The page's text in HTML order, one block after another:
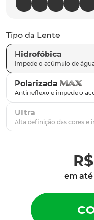
Tipo da Lente
Hidrofóbica
Polarizada
Ultra
R$
em até
9º parafusos